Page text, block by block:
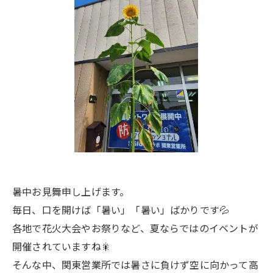
暑中お見舞申し上げます。
毎日、口を開けば「暑い」「暑い」ばかりです💦
各地で花火大会やお祭りなど、夏ならではのイベントが
開催されていますね🎇
そんな中、関東営業所では暑さに負けず空に向かって高